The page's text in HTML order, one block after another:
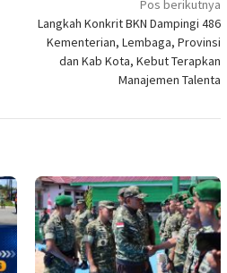
Pos berikutnya
Langkah Konkrit BKN Dampingi 486
Kementerian, Lembaga, Provinsi
dan Kab Kota, Kebut Terapkan
Manajemen Talenta